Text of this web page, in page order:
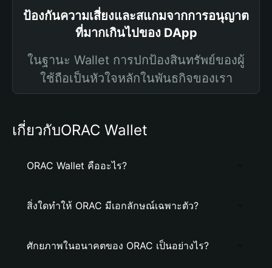
ป้องกันความเสี่ยงและสแกมจากการอนุญาต
ที่มากเกินไปของ DApp
ในฐานะ Wallet การปกป้องสินทรัพย์ของผู้
ใช้ถือเป็นหัวใจหลักในพันธกิจของเรา
เกี่ยวกับORAC Wallet
ORAC Wallet คืออะไร?
สิ่งใดทำให้ ORAC มีเอกลักษณ์เฉพาะตัว?
ศักยภาพในอนาคตของ ORAC เป็นอย่างไร?